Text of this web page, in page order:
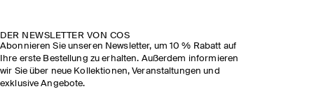
DER NEWSLETTER VON COS
Abonnieren Sie unseren Newsletter, um 10 % Rabatt auf
Ihre erste Bestellung zu erhalten. Außerdem informieren
wir Sie über neue Kollektionen, Veranstaltungen und
exklusive Angebote.